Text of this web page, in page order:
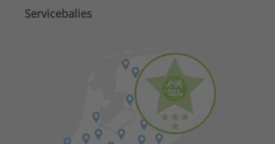
Servicebalies